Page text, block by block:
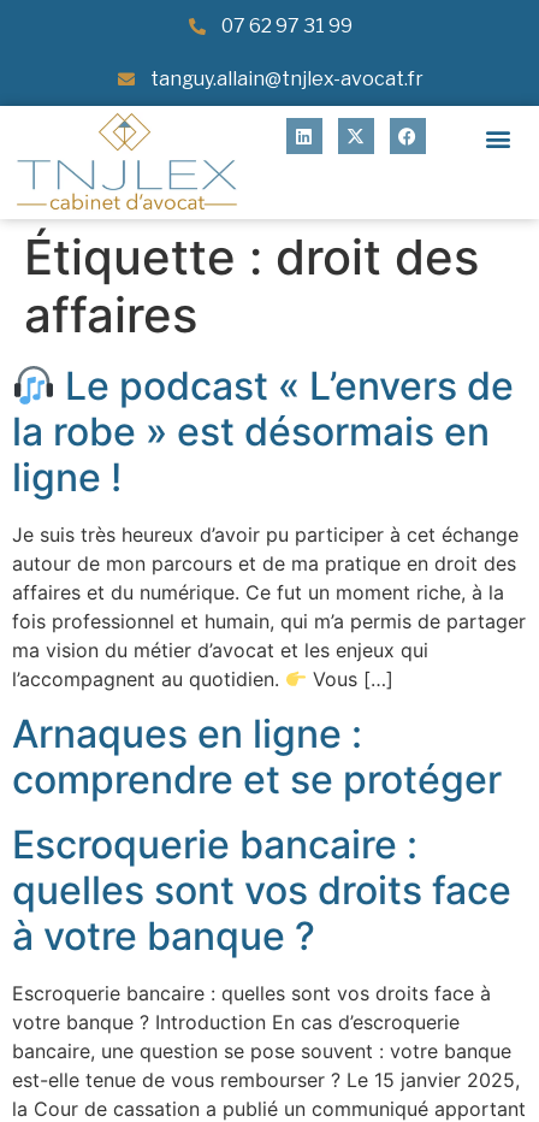
07 62 97 31 99
tanguy.allain@tnjlex-avocat.fr
Étiquette : droit des
affaires
Le podcast « L’envers de
la robe » est désormais en
ligne !
Je suis très heureux d’avoir pu participer à cet échange
autour de mon parcours et de ma pratique en droit des
affaires et du numérique. Ce fut un moment riche, à la
fois professionnel et humain, qui m’a permis de partager
ma vision du métier d’avocat et les enjeux qui
l’accompagnent au quotidien.
Vous […]
Arnaques en ligne :
comprendre et se protéger
Escroquerie bancaire :
quelles sont vos droits face
à votre banque ?
Escroquerie bancaire : quelles sont vos droits face à
votre banque ? Introduction En cas d’escroquerie
bancaire, une question se pose souvent : votre banque
est-elle tenue de vous rembourser ? Le 15 janvier 2025,
la Cour de cassation a publié un communiqué apportant